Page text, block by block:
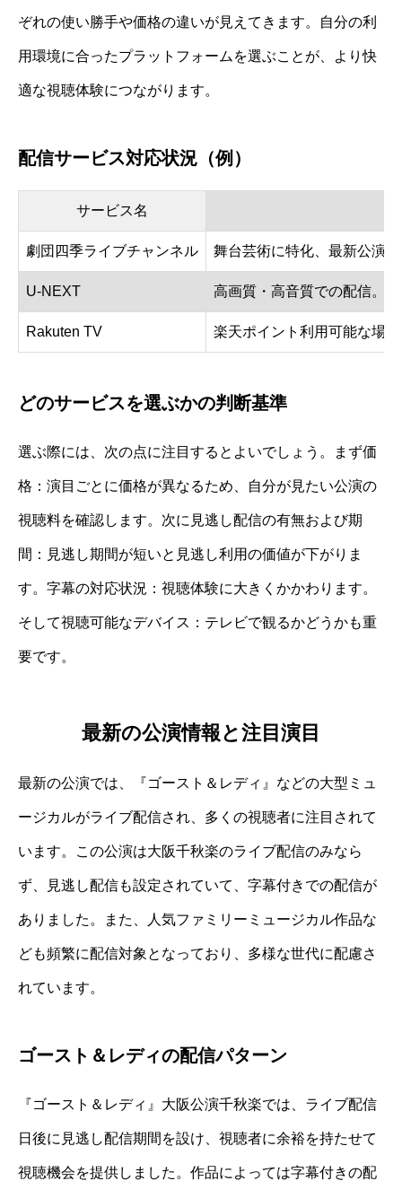
ぞれの使い勝手や価格の違いが見えてきます。自分の利
用環境に合ったプラットフォームを選ぶことが、より快
適な視聴体験につながります。
配信サービス対応状況（例）
サービス名
劇団四季ライブチャンネル 舞台芸術に特化、最新公演
U-NEXT 高画質・高音質での配信。
Rakuten TV 楽天ポイント利用可能な場
どのサービスを選ぶかの判断基準
選ぶ際には、次の点に注目するとよいでしょう。まず価
格：演目ごとに価格が異なるため、自分が見たい公演の
視聴料を確認します。次に見逃し配信の有無および期
間：見逃し期間が短いと見逃し利用の価値が下がりま
す。字幕の対応状況：視聴体験に大きくかかわります。
そして視聴可能なデバイス：テレビで観るかどうかも重
要です。
最新の公演情報と注目演目
最新の公演では、『ゴースト＆レディ』などの大型ミュ
ージカルがライブ配信され、多くの視聴者に注目されて
います。この公演は大阪千秋楽のライブ配信のみなら
ず、見逃し配信も設定されていて、字幕付きでの配信が
ありました。また、人気ファミリーミュージカル作品な
ども頻繁に配信対象となっており、多様な世代に配慮さ
れています。
ゴースト＆レディの配信パターン
『ゴースト＆レディ』大阪公演千秋楽では、ライブ配信
日後に見逃し配信期間を設け、視聴者に余裕を持たせて
視聴機会を提供しました。作品によっては字幕付きの配